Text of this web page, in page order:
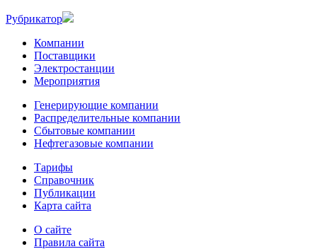
Рубрикатор
Компании
Поставщики
Электростанции
Мероприятия
Генерирующие компании
Распределительные компании
Сбытовые компании
Нефтегазовые компании
Тарифы
Справочник
Публикации
Карта сайта
О сайте
Правила сайта